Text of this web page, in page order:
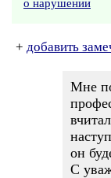
о нарушении
+ добавить
Мне
он
С